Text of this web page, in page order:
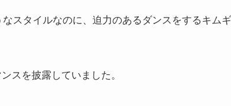
スタイルなのに、迫力のあるダンスをするキムギ
スを披露していました。